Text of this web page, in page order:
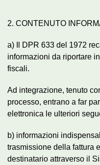
2. CONTENUTO
a) Il DPR 633 del 1972
informazioni da riportare
fiscali.
Ad integrazione, tenuto
processo, entrano a far
elettronica le ulteriori
b) informazioni
trasmissione della fattura
destinatario attraverso il